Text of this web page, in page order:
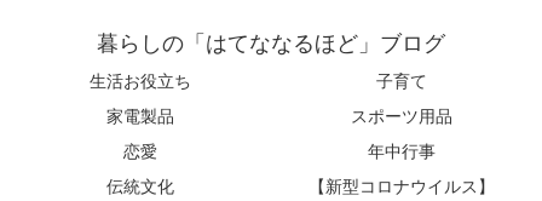
暮らしの「はてななるほど」ブログ
生活お役立ち
子育て
家電製品
スポーツ用品
恋愛
年中行事
伝統文化
【新型コロナウイルス】